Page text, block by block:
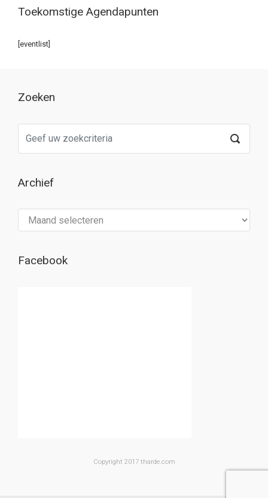
Toekomstige Agendapunten
[eventlist]
Zoeken
Archief
Facebook
Copyright 2017 tharde.com